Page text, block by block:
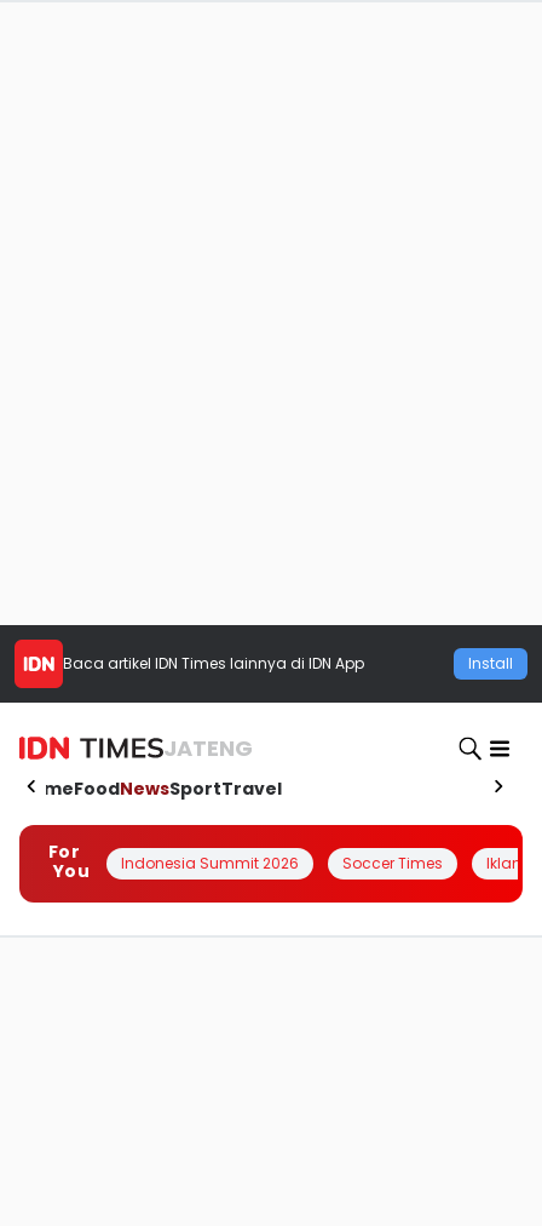
Baca artikel IDN Times lainnya di IDN App Install
JATENG
HomeFoodNewsSportTravel
For
You
Indonesia Summit 2026 Soccer Times Iklanin